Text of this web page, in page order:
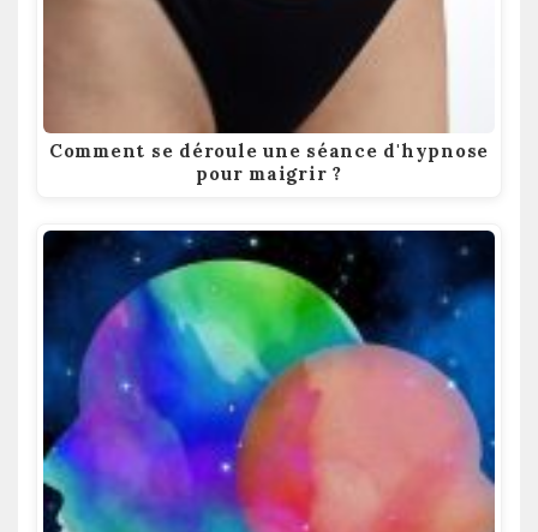
Comment se déroule une séance d'hypnose
pour maigrir ?